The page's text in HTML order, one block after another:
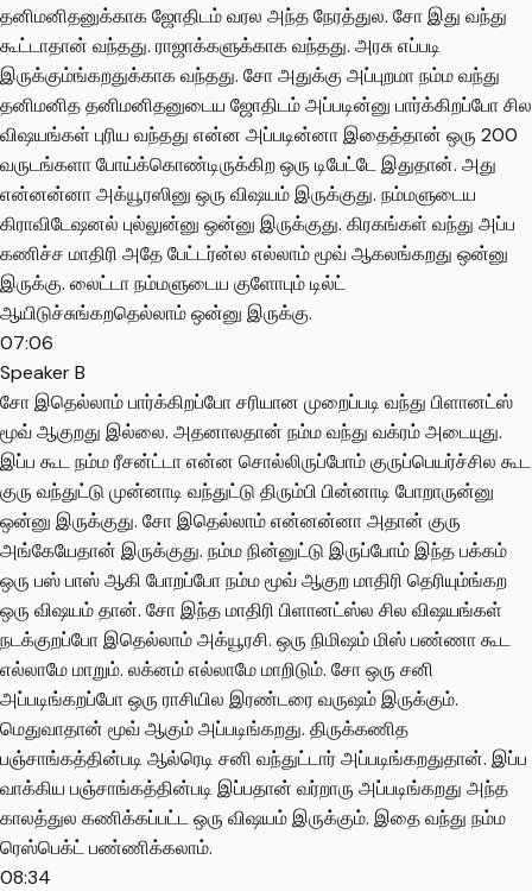
தனிமனிதனுக்காக ஜோதிடம் வரல அந்த நேரத்துல. சோ இது வந்து
கூட்டாதான் வந்தது. ராஜாக்களுக்காக வந்தது. அரசு எப்படி
இருக்கும்ங்கறதுக்காக வந்தது. சோ அதுக்கு அப்புறமா நம்ம வந்து
தனிமனித தனிமனிதனுடைய ஜோதிடம் அப்படின்னு பார்க்கிறப்போ சில
விஷயங்கள் புரிய வந்தது என்ன அப்படின்னா இதைத்தான் ஒரு 200
வருடங்களா போய்க்கொண்டிருக்கிற ஒரு டிபேட்டே இதுதான். அது
என்னன்னா அக்யூரஸினு ஒரு விஷயம் இருக்குது. நம்மளுடைய
கிராவிடேஷனல் புல்லுன்னு ஒன்னு இருக்குது. கிரகங்கள் வந்து அப்ப
கணிச்ச மாதிரி அதே பேட்டர்ன்ல எல்லாம் மூவ் ஆகலங்கறது ஒன்னு
இருக்கு. லைட்டா நம்மளுடைய குளோபும் டில்ட்
ஆயிடுச்சுங்கறதெல்லாம் ஒன்னு இருக்கு.
07:06
Speaker B
சோ இதெல்லாம் பார்க்கிறப்போ சரியான முறைப்படி வந்து பிளானட்ஸ்
மூவ் ஆகுறது இல்லை. அதனாலதான் நம்ம வந்து வக்ரம் அடையுது.
இப்ப கூட நம்ம ரீசன்ட்டா என்ன சொல்லிருப்போம் குருப்பெயர்ச்சில கூட
குரு வந்துட்டு முன்னாடி வந்துட்டு திரும்பி பின்னாடி போறாருன்னு
ஒன்னு இருக்குது. சோ இதெல்லாம் என்னன்னா அதான் குரு
அங்கேயேதான் இருக்குது. நம்ம நின்னுட்டு இருப்போம் இந்த பக்கம்
ஒரு பஸ் பாஸ் ஆகி போறப்போ நம்ம மூவ் ஆகுற மாதிரி தெரியும்ங்கற
ஒரு விஷயம் தான். சோ இந்த மாதிரி பிளானட்ஸ்ல சில விஷயங்கள்
நடக்குறப்போ இதெல்லாம் அக்யூரசி. ஒரு நிமிஷம் மிஸ் பண்ணா கூட
எல்லாமே மாறும். லக்னம் எல்லாமே மாறிடும். சோ ஒரு சனி
அப்படிங்கறப்போ ஒரு ராசியில இரண்டரை வருஷம் இருக்கும்.
மெதுவாதான் மூவ் ஆகும் அப்படிங்கறது. திருக்கணித
பஞ்சாங்கத்தின்படி ஆல்ரெடி சனி வந்துட்டார் அப்படிங்கறதுதான். இப்ப
வாக்கிய பஞ்சாங்கத்தின்படி இப்பதான் வர்றாரு அப்படிங்கறது அந்த
காலத்துல கணிக்கப்பட்ட ஒரு விஷயம் இருக்கும். இதை வந்து நம்ம
ரெஸ்பெக்ட் பண்ணிக்கலாம்.
08:34